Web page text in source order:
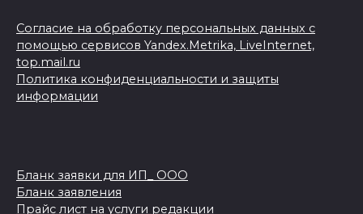
Согласие на обработку персональных данных с
помощью сервисов Yandex.Metrika, LiveInternet,
top.mail.ru
Политика конфиденциальности и защиты
информации
Бланк заявки для ИП_ ООО
Бланк заявления
Прайс лист на услуги редакции